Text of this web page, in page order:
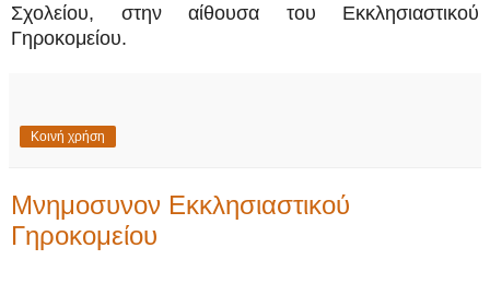
Σχολείου, στην αίθουσα του Εκκλησιαστικού
Γηροκομείου.
Κοινή χρήση
Μνημοσυνον Εκκλησιαστικού
Γηροκομείου